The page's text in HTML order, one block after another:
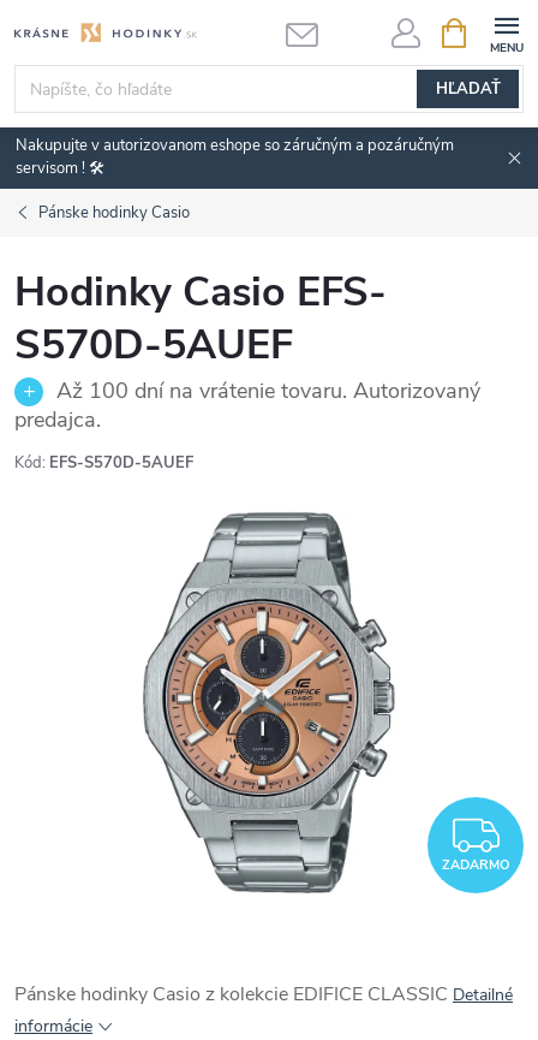
na
obsah
HĽADAŤ
KOŠÍK
Nakupujte v autorizovanom eshope so záručným a pozáručným
servisom ! 🛠️
Pánske hodinky Casio
Hodinky Casio EFS-
S570D-5AUEF
Až 100 dní na vrátenie tovaru. Autorizovaný
predajca.
Kód: EFS-S570D-5AUEF
ZADARMO
Pánske hodinky Casio z kolekcie EDIFICE CLASSIC Detailné
informácie